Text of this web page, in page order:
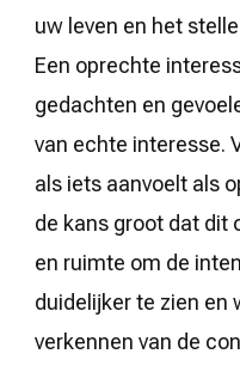
uw leven en het
Een oprechte
gedachten en
van echte interesse.
als iets aanvoelt als
de kans groot dat dit
en ruimte om de
duidelijker te zien en
verkennen van de